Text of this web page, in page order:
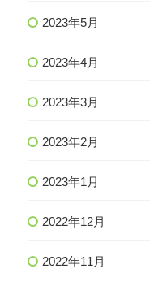
2023年5月
2023年4月
2023年3月
2023年2月
2023年1月
2022年12月
2022年11月